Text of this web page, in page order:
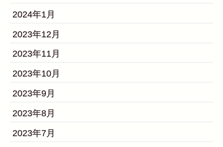
2024年1月
2023年12月
2023年11月
2023年10月
2023年9月
2023年8月
2023年7月